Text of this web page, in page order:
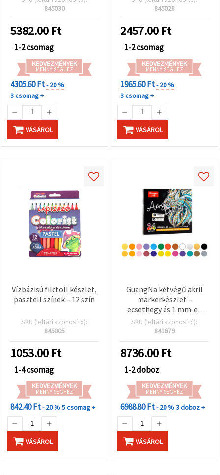
845030
5382.00 Ft
1-2 csomag
KEDVEZMÉNYEK
MENNYISÉGHEZ
4305.60 Ft- 20 %
3 csomag +
VÁSÁROL
845028
2457.00 Ft
1-2 csomag
KEDVEZMÉNYEK
MENNYISÉGHEZ
1965.60 Ft- 20 %
3 csomag +
VÁSÁROL
Vízbázisú filctoll készlet,
pasztell színek – 12 szín
SKU (leltári azonosító):
845005
1053.00 Ft
1-4 csomag
KEDVEZMÉNYEK
MENNYISÉGHEZ
842.40 Ft- 20 %5 csomag +
VÁSÁROL
GuangNa kétvégű akril
markerkészlet –
ecsethegy és 1 mm-es
tűfilc, 24 szín
SKU (leltári azonosító):
841679
8736.00 Ft
1-2 doboz
KEDVEZMÉNYEK
MENNYISÉGHEZ
6988.80 Ft- 20 %3 doboz +
VÁSÁROL